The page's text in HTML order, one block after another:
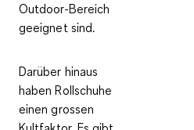
Outdoor-Bereich
geeignet sind.
Darüber hinaus
haben Rollschuhe
einengrossen